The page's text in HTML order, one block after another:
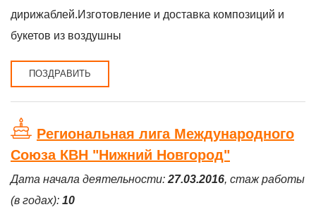
дирижаблей.Изготовление и доставка композиций и
букетов из воздушны
ПОЗДРАВИТЬ
Региональная лига Международного
Союза КВН "Нижний Новгород"
Дата начала деятельности: 27.03.2016, стаж работы
(в годах): 10